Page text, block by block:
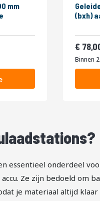
mm
(bxh)
Binnen
essentieel onderdeel
Ze zijn bedoeld om
je materiaal altijd